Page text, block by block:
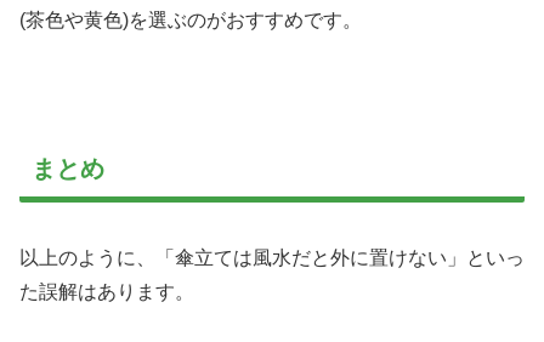
(茶色や黄色)を選ぶのがおすすめです。
まとめ
以上のように、「傘立ては風水だと外に置けない」といっ
た誤解はあります。